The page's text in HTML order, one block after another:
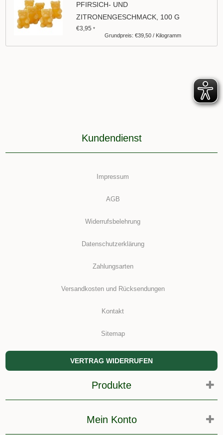
PFIRSICH- UND
ZITRONENGESCHMACK, 100 G
€3,95*
Grundpreis: €39,50 / Kilogramm
Kundendienst
Impressum
AGB
Widerrufsbelehrung
Datenschutzerklärung
Zahlungsarten
Versandkosten und Rücksendungen
Kontakt
Sitemap
VERTRAG WIDERRUFEN
Produkte
Mein Konto